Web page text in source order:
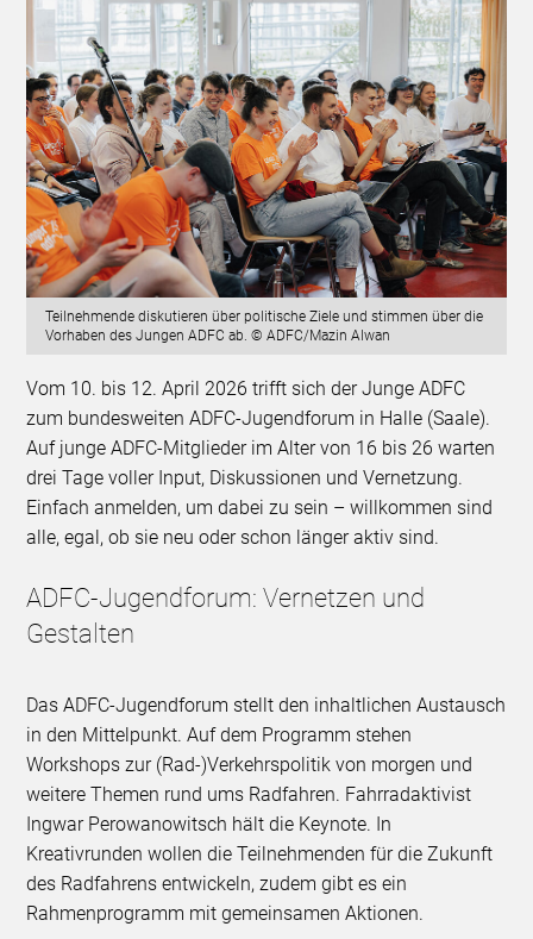
Teilnehmende diskutieren über politische Ziele und stimmen über die
Vorhaben des Jungen ADFC ab. © ADFC/Mazin Alwan
Vom 10. bis 12. April 2026 trifft sich der Junge ADFC
zum bundesweiten ADFC-Jugendforum in Halle (Saale).
Auf junge ADFC-Mitglieder im Alter von 16 bis 26 warten
drei Tage voller Input, Diskussionen und Vernetzung.
Einfach anmelden, um dabei zu sein – willkommen sind
alle, egal, ob sie neu oder schon länger aktiv sind.
ADFC-Jugendforum: Vernetzen und
Gestalten
Das ADFC-Jugendforum stellt den inhaltlichen Austausch
in den Mittelpunkt. Auf dem Programm stehen
Workshops zur (Rad-)Verkehrspolitik von morgen und
weitere Themen rund ums Radfahren. Fahrradaktivist
Ingwar Perowanowitsch hält die Keynote. In
Kreativrunden wollen die Teilnehmenden für die Zukunft
des Radfahrens entwickeln, zudem gibt es ein
Rahmenprogramm mit gemeinsamen Aktionen.